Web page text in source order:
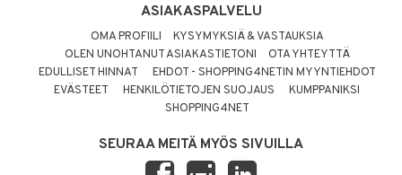
ASIAKASPALVELU
OMA PROFIILI
KYSYMYKSIÄ & VASTAUKSIA
OLEN UNOHTANUT ASIAKASTIETONI
OTA YHTEYTTÄ
EDULLISET HINNAT
EHDOT - SHOPPING4NETIN MYYNTIEHDOT
EVÄSTEET
HENKILÖTIETOJEN SUOJAUS
KUMPPANIKSI
SHOPPING4NET
SEURAA MEITÄ MYÖS SIVUILLA